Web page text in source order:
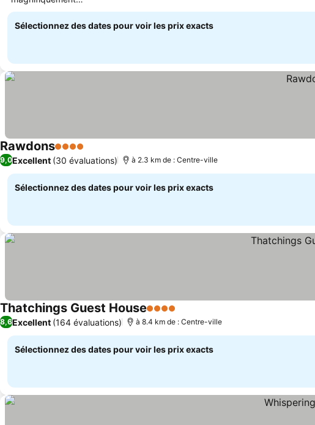
entretenus
Sélectionnez des dates pour voir les prix exacts
Rawdons4 Étoiles Consulter les prix
9,0Excellent (30 évaluations) à 2.3 km de : Centre-ville
Sélectionnez des dates pour voir les prix exacts
Thatchings Guest House4 Étoiles
8,6Excellent (164 évaluations) à 8.4 km de : Centre-ville
Sélectionnez des dates pour voir les prix exacts